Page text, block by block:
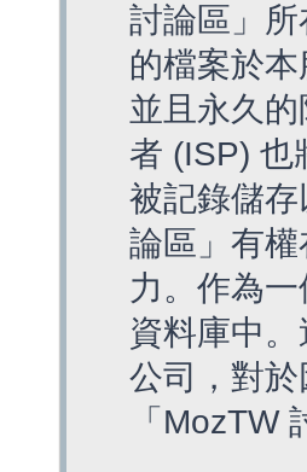
討論區」
的檔案於
並且永久
者 (ISP) 也
被記錄儲
論區」有
力。作為
資料庫中
公司，對
「MozTW